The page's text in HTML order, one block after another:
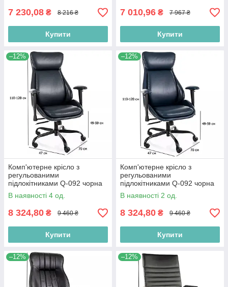
7 230,08 ₴ 8 216 ₴
Купити
7 010,96 ₴ 7 967 ₴
Купити
–12%
Комп'ютерне крісло з
регульованими
підлокітниками Q-092 чорна
екошкіра з м'яким
підголовником
В наявності 4 од.
8 324,80 ₴ 9 460 ₴
Купити
–12%
Комп'ютерне крісло з
регульованими
підлокітниками Q-092 чорна
екошкіра з м'яким
підголовником
В наявності 2 од.
8 324,80 ₴ 9 460 ₴
Купити
–12% –12%